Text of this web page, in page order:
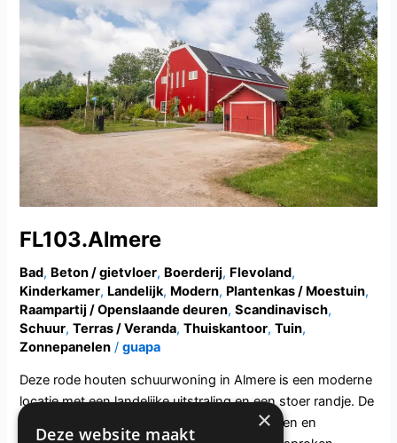
FL103.Almere
Bad, Beton / gietvloer, Boerderij, Flevoland,
Kinderkamer, Landelijk, Modern, Plantenkas / Moestuin,
Raampartij / Openslaande deuren,Scandinavisch,
Schuur,Terras / Veranda,Thuiskantoor,Tuin,
Zonnepanelen /guapa
Deze rode houten schuurwoning in Almere is een moderne
locatie met een landelijke uitstraling en een stoer randje. De
rode houten gevel, zwarte stalen schuifdeuren en
×
Deze website maakt